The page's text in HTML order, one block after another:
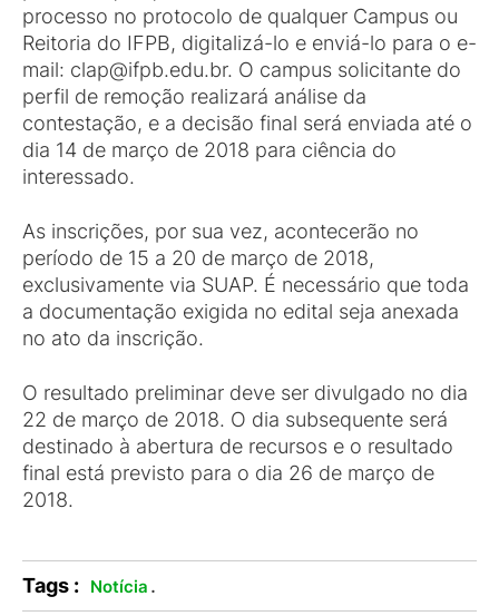
processo no protocolo de qualquer Campus ou
Reitoria do IFPB, digitalizá-lo e enviá-lo para o e-
mail: clap@ifpb.edu.br. O campus solicitante do
perfil de remoção realizará análise da
contestação, e a decisão final será enviada até o
dia 14 de março de 2018 para ciência do
interessado.
As inscrições, por sua vez, acontecerão no
período de 15 a 20 de março de 2018,
exclusivamente via SUAP. É necessário que toda
a documentação exigida no edital seja anexada
no ato da inscrição.
O resultado preliminar deve ser divulgado no dia
22 de março de 2018. O dia subsequente será
destinado à abertura de recursos e o resultado
final está previsto para o dia 26 de março de
2018.
Tags : Notícia .